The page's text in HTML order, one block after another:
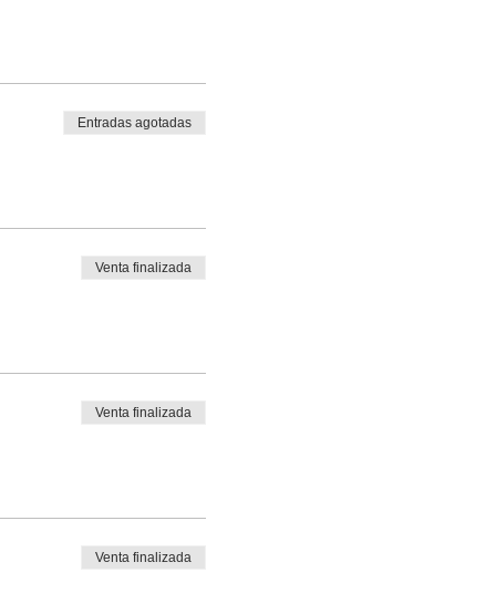
Entradas agotadas
Venta finalizada
Venta finalizada
Venta finalizada